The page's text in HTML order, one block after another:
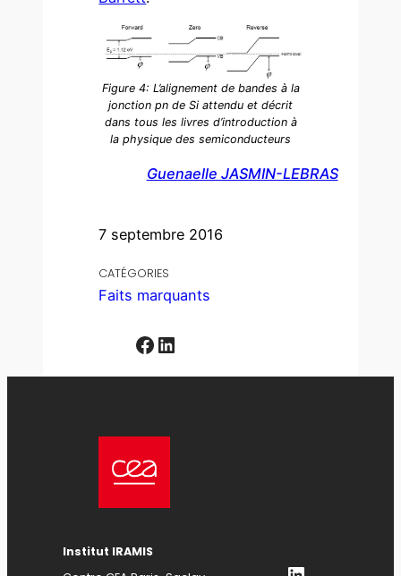
7 septembre 2016
CATÉGORIES
Faits marquants
Facebook LinkedIn
Figure 4: L’alignement de bandes à la
jonction pn de Si attendu et décrit
dans tous les livres d’introduction à
la physique des semiconducteurs
Guenaelle JASMIN-LEBRAS
Institut IRAMIS